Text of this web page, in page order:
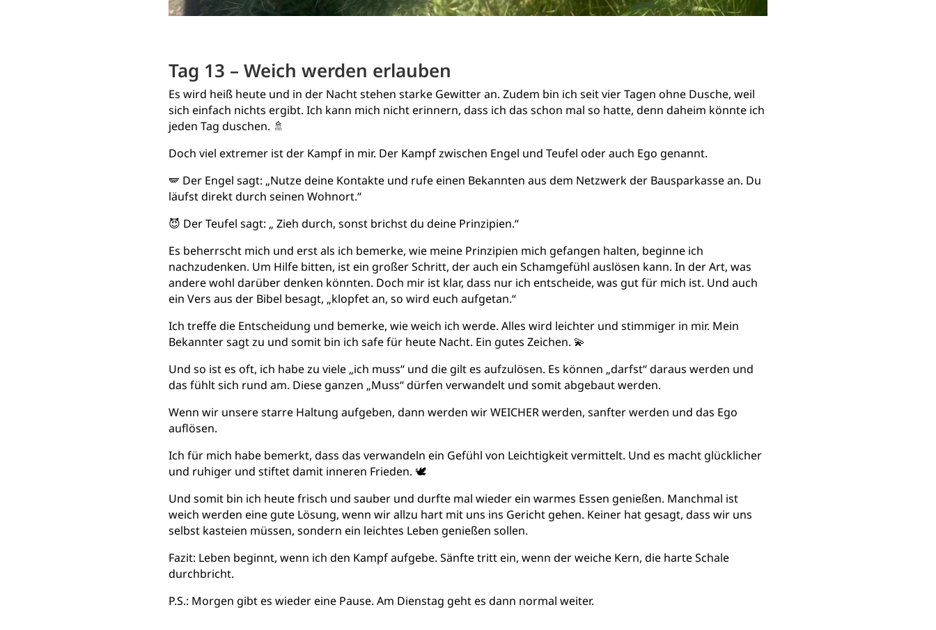
Tag 13 – Weich werden erlauben
Es wird heiß heute und in der Nacht stehen starke Gewitter an. Zudem bin ich seit vier Tagen ohne Dusche, weil
sich einfach nichts ergibt. Ich kann mich nicht erinnern, dass ich das schon mal so hatte, denn daheim könnte ich
jeden Tag duschen. 🚿
Doch viel extremer ist der Kampf in mir. Der Kampf zwischen Engel und Teufel oder auch Ego genannt.
🪽 Der Engel sagt: „Nutze deine Kontakte und rufe einen Bekannten aus dem Netzwerk der Bausparkasse an. Du
läufst direkt durch seinen Wohnort.“
😈 Der Teufel sagt: „ Zieh durch, sonst brichst du deine Prinzipien.“
Es beherrscht mich und erst als ich bemerke, wie meine Prinzipien mich gefangen halten, beginne ich
nachzudenken. Um Hilfe bitten, ist ein großer Schritt, der auch ein Schamgefühl auslösen kann. In der Art, was
andere wohl darüber denken könnten. Doch mir ist klar, dass nur ich entscheide, was gut für mich ist. Und auch
ein Vers aus der Bibel besagt, „klopfet an, so wird euch aufgetan.“
Ich treffe die Entscheidung und bemerke, wie weich ich werde. Alles wird leichter und stimmiger in mir. Mein
Bekannter sagt zu und somit bin ich safe für heute Nacht. Ein gutes Zeichen. 💫
Und so ist es oft, ich habe zu viele „ich muss“ und die gilt es aufzulösen. Es können „darfst“ daraus werden und
das fühlt sich rund am. Diese ganzen „Muss“ dürfen verwandelt und somit abgebaut werden.
Wenn wir unsere starre Haltung aufgeben, dann werden wir WEICHER werden, sanfter werden und das Ego
auflösen.
Ich für mich habe bemerkt, dass das verwandeln ein Gefühl von Leichtigkeit vermittelt. Und es macht glücklicher
und ruhiger und stiftet damit inneren Frieden. 🕊️
Und somit bin ich heute frisch und sauber und durfte mal wieder ein warmes Essen genießen. Manchmal ist
weich werden eine gute Lösung, wenn wir allzu hart mit uns ins Gericht gehen. Keiner hat gesagt, dass wir uns
selbst kasteien müssen, sondern ein leichtes Leben genießen sollen.
Fazit: Leben beginnt, wenn ich den Kampf aufgebe. Sänfte tritt ein, wenn der weiche Kern, die harte Schale
durchbricht.
P.S.: Morgen gibt es wieder eine Pause. Am Dienstag geht es dann normal weiter.